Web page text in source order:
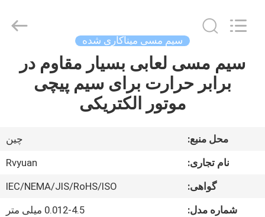
خانه
دربارهی
Electric
Material
سیم مسی میناکاری شده
سیم مسی لعابی بسیار مقاوم در
برابر حرارت برای سیم پیچی
موتور الکتریکی
محل منبع:
چین
نام تجاری:
Rvyuan
گواهی:
IEC/NEMA/JIS/RoHS/ISO
شماره مدل:
0.012-4.5 میلی متر